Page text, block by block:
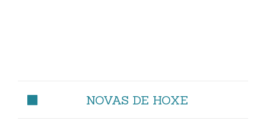
NOVAS DE HOXE